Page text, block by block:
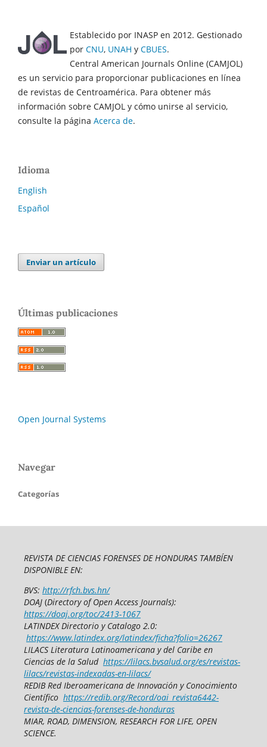
Establecido por INASP en 2012. Gestionado
por CNU, UNAH y CBUES.
Central American Journals Online (CAMJOL)
es un servicio para proporcionar publicaciones en línea
de revistas de Centroamérica. Para obtener más
información sobre CAMJOL y cómo unirse al servicio,
consulte la página Acerca de.
Idioma
English
Español
Enviar un artículo
Últimas publicaciones
Open Journal Systems
Navegar
Categorías
REVISTA DE CIENCIAS FORENSES DE HONDURAS TAMBÍEN
DISPONIBLE EN:
BVS: http://rfch.bvs.hn/
DOAJ(Directory of Open Access Journals):
https://doaj.org/toc/2413-1067
LATINDEX Directorio y Catalogo 2.0:
https://www.latindex.org/latindex/ficha?folio=26267
LILACS Literatura Latinoamericana y del Caribe en
Ciencias de la Salud https://lilacs.bvsalud.org/es/revistas-
lilacs/revistas-indexadas-en-lilacs/
REDIB Red Iberoamericana de Innovación y Conocimiento
Científico https://redib.org/Record/oai_revista6442-
revista-de-ciencias-forenses-de-honduras
MIAR, ROAD, DIMENSION, RESEARCH FOR LIFE, OPEN
SCIENCE.